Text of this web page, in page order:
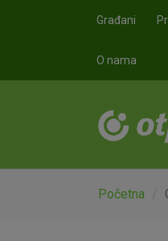
Građani
O nama
Početna